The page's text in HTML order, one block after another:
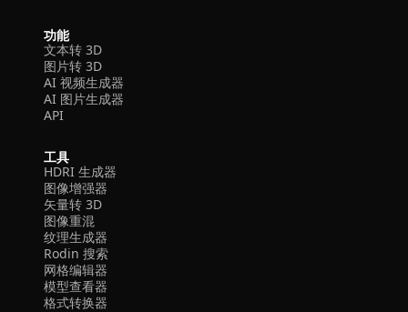
功能
文本转 3D
图片转 3D
AI 视频生成器
AI 图片生成器
API
工具
HDRI 生成器
图像增强器
矢量转 3D
图像重混
纹理生成器
Rodin 搜索
网格编辑器
模型查看器
格式转换器